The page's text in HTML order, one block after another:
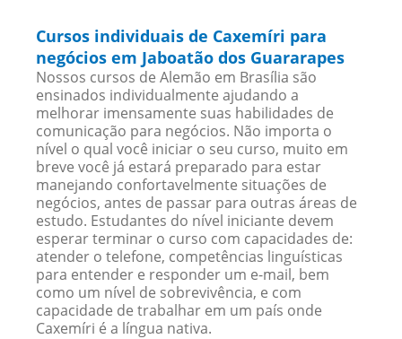
Cursos individuais de Caxemíri para
negócios em Jaboatão dos Guararapes
Nossos cursos de Alemão em Brasília são
ensinados individualmente ajudando a
melhorar imensamente suas habilidades de
comunicação para negócios. Não importa o
nível o qual você iniciar o seu curso, muito em
breve você já estará preparado para estar
manejando confortavelmente situações de
negócios, antes de passar para outras áreas de
estudo. Estudantes do nível iniciante devem
esperar terminar o curso com capacidades de:
atender o telefone, competências linguísticas
para entender e responder um e-mail, bem
como um nível de sobrevivência, e com
capacidade de trabalhar em um país onde
Caxemíri é a língua nativa.